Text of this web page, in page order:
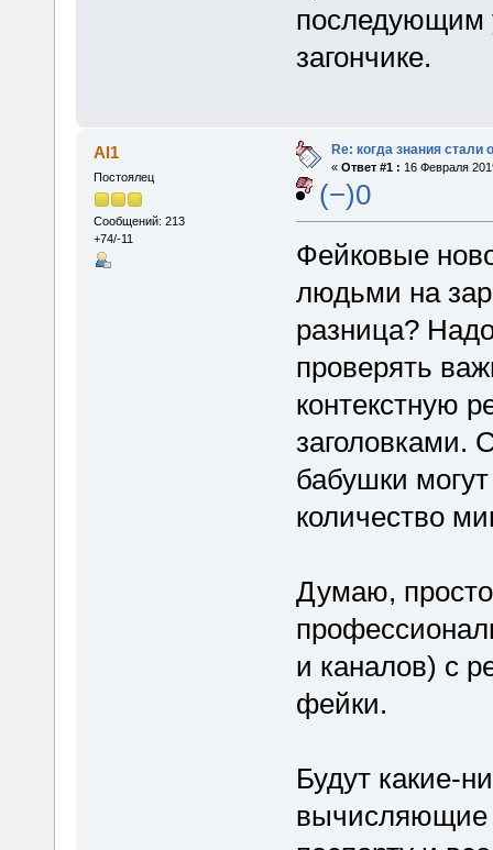
последующим
загончике.
Al1
Постоялец
Сообщений: 213
+74/-11
Re: когда знания стали
« Ответ #1 : 16 Февраля
(−)0
Фейковые
людьми на
разница?
проверять
контекстную
заголовками.
бабушки
количество
Думаю, просто
и каналов) с
фейки.
Будут какие-
вычисляющие